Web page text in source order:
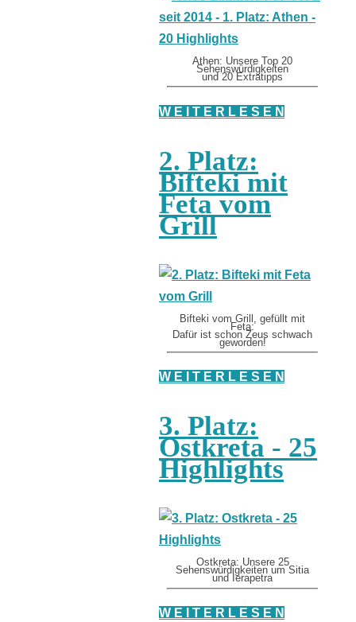
Athen: Unsere Top 20
Sehenswürdigkeiten
und 20 Extratipps
W E I T E R L E S E N
2. Platz:
Bifteki mit
Feta vom
Grill
Bifteki vom Grill, gefüllt mit
Feta:
Dafür ist schon Zeus schwach
geworden!
W E I T E R L E S E N
3. Platz:
Ostkreta - 25
Highlights
Ostkreta: Unsere 25
Sehenswürdigkeiten um Sitia
und Ierapetra
W E I T E R L E S E N